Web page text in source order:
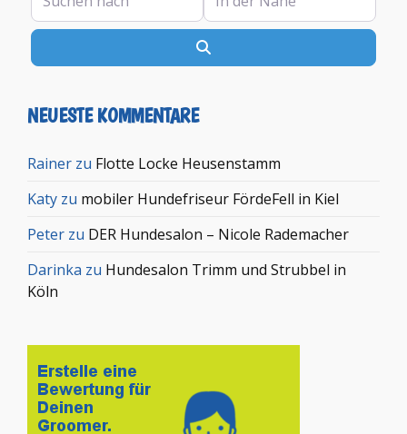
NEUESTE KOMMENTARE
Rainer zu Flotte Locke Heusenstamm
Katy zu mobiler Hundefriseur FördeFell in Kiel
Peter zu DER Hundesalon – Nicole Rademacher
Darinka zu Hundesalon Trimm und Strubbel in
Köln